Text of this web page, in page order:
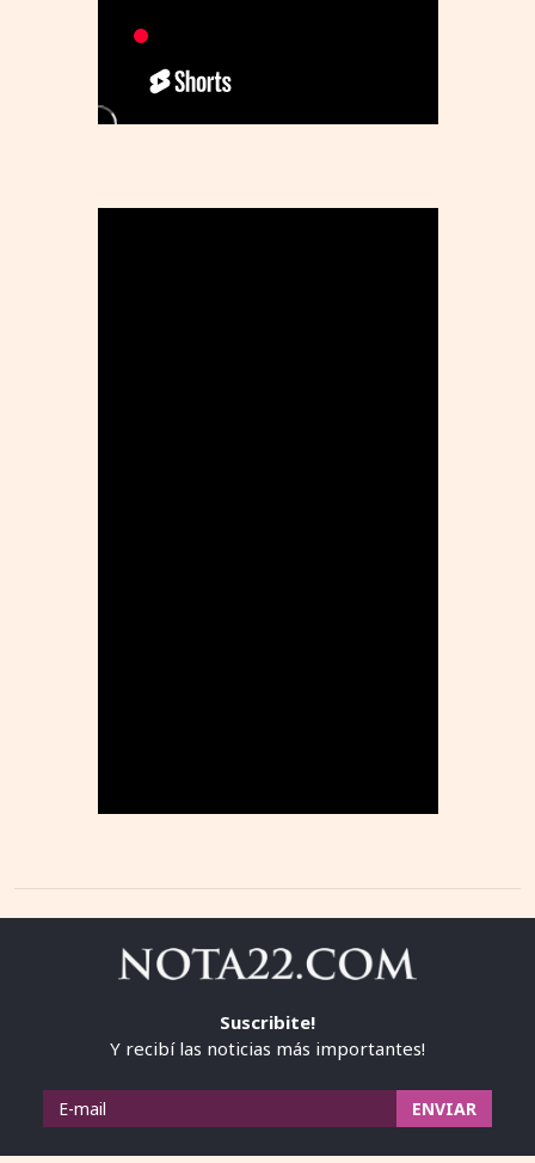
Suscribite!
Y recibí las noticias más importantes!